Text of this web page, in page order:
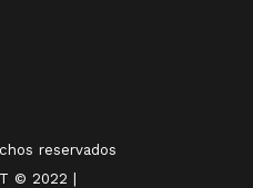
reservados
© 2022 |